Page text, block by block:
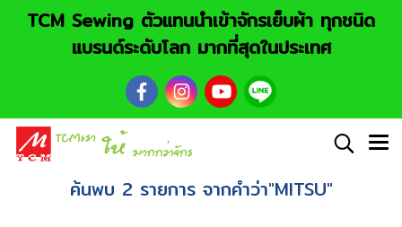
TCM Sewing ตัวแทนนำเข้าจักรเย็บผ้า ทุกชนิด
แบรนด์ระดับโลก มากที่สุดในประเทศ
ค้นพบ 2 รายการ จากคำว่า"MITSU"